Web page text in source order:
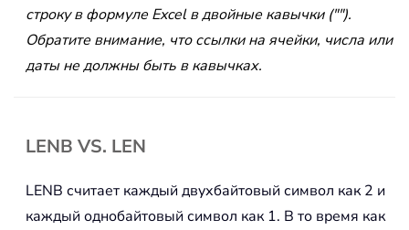
строку в формуле Excel в двойные кавычки ("").
Обратите внимание, что ссылки на ячейки, числа или
даты не должны быть в кавычках.
LENB VS. LEN
LENB считает каждый двухбайтовый символ как 2 и
каждый однобайтовый символ как 1. В то время как